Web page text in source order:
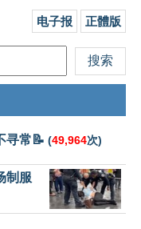
电子报 正體版
寻常📝 (49,964次)
制服